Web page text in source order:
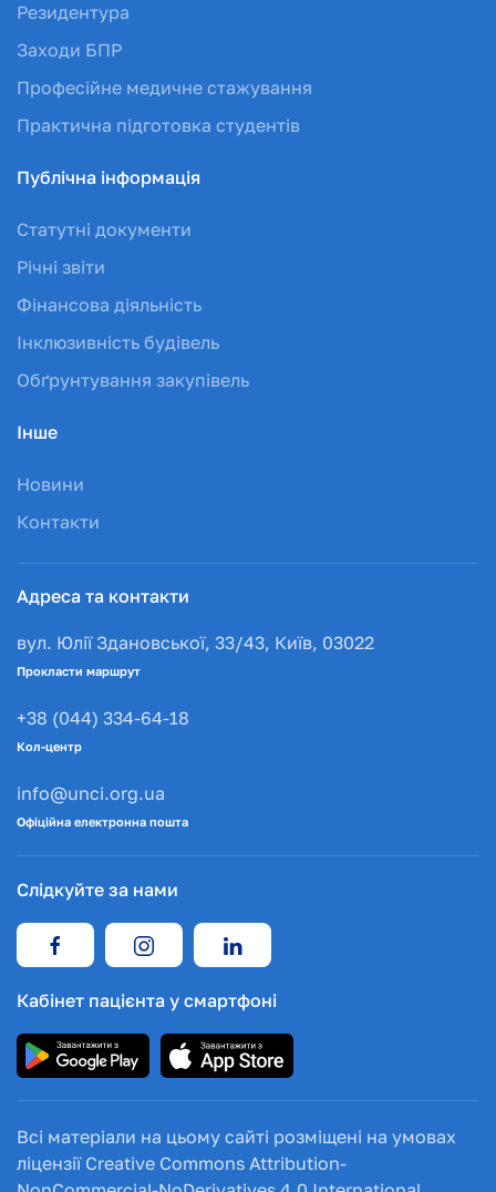
Резидентура
Заходи БПР
Професійне медичне стажування
Практична підготовка студентів
Публічна інформація
Статутні документи
Річні звіти
Фінансова діяльність
Інклюзивність будівель
Обґрунтування закупівель
Інше
Новини
Контакти
Адреса та контакти
вул. Юлії Здановської, 33/43, Київ, 03022
Прокласти маршрут
+38 (044) 334-64-18
Кол-центр
info@unci.org.ua
Офіційна електронна пошта
Слідкуйте за нами
Кабінет пацієнта у смартфоні
Всі матеріали на цьому сайті розміщені на умовах
ліцензії Creative Commons Attribution-